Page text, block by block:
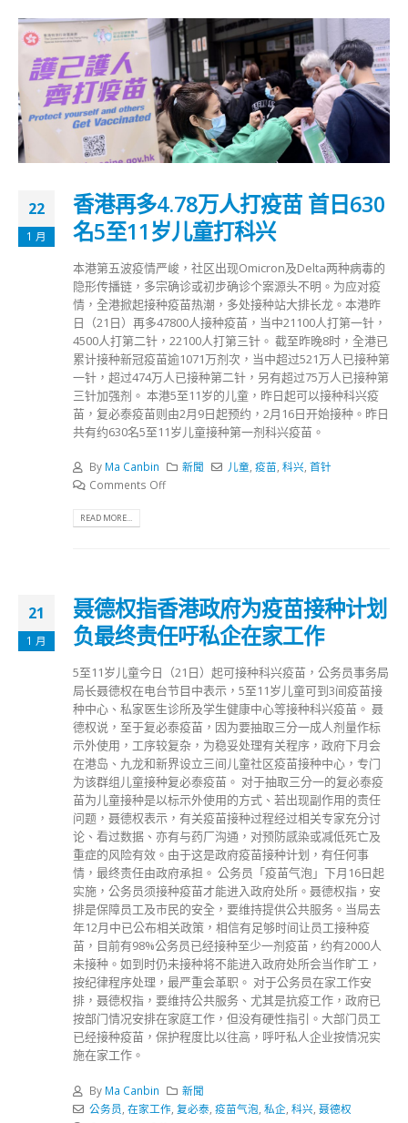
22
1 月
香港再多4.78万人打疫苗 首日630
名5至11岁儿童打科兴
本港第五波疫情严峻，社区出现Omicron及Delta两种病毒的
隐形传播链，多宗确诊或初步确诊个案源头不明。为应对疫
情，全港掀起接种疫苗热潮，多处接种站大排长龙。本港昨
日（21日）再多47800人接种疫苗，当中21100人打第一针，
4500人打第二针，22100人打第三针。 截至昨晚8时，全港已
累计接种新冠疫苗逾1071万剂次，当中超过521万人已接种第
一针，超过474万人已接种第二针，另有超过75万人已接种第
三针加强剂。 本港5至11岁的儿童，昨日起可以接种科兴疫
苗，复必泰疫苗则由2月9日起预约，2月16日开始接种。昨日
共有约630名5至11岁儿童接种第一剂科兴疫苗。
By Ma Canbin 新聞 儿童,疫苗,科兴,首针
Comments Off
READ MORE...
21
1 月
聂德权指香港政府为疫苗接种计划
负最终责任吁私企在家工作
5至11岁儿童今日（21日）起可接种科兴疫苗，公务员事务局
局长聂德权在电台节目中表示，5至11岁儿童可到3间疫苗接
种中心、私家医生诊所及学生健康中心等接种科兴疫苗。 聂
德权说，至于复必泰疫苗，因为要抽取三分一成人剂量作标
示外使用，工序较复杂，为稳妥处理有关程序，政府下月会
在港岛、九龙和新界设立三间儿童社区疫苗接种中心，专门
为该群组儿童接种复必泰疫苗。 对于抽取三分一的复必泰疫
苗为儿童接种是以标示外使用的方式、若出现副作用的责任
问题，聂德权表示，有关疫苗接种过程经过相关专家充分讨
论、看过数据、亦有与药厂沟通，对预防感染或减低死亡及
重症的风险有效。由于这是政府疫苗接种计划，有任何事
情，最终责任由政府承担。 公务员「疫苗气泡」下月16日起
实施，公务员须接种疫苗才能进入政府处所。聂德权指，安
排是保障员工及市民的安全，要维持提供公共服务。当局去
年12月中已公布相关政策，相信有足够时间让员工接种疫
苗，目前有98%公务员已经接种至少一剂疫苗，约有2000人
未接种。如到时仍未接种将不能进入政府处所会当作旷工，
按纪律程序处理，最严重会革职。 对于公务员在家工作安
排，聂德权指，要维持公共服务、尤其是抗疫工作，政府已
按部门情况安排在家庭工作，但没有硬性指引。大部门员工
已经接种疫苗，保护程度比以往高，呼吁私人企业按情况实
施在家工作。
By Ma Canbin
新聞
公务员 在家工作, 复必泰, 疫苗气泡 私企, 科兴 聂德权